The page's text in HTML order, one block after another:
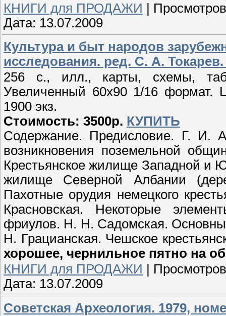
КНИГИ для ПРОДАЖИ |
Дата: 13.07.2009
Культура и быт народов
исследования. ред. С. А. Токарев.
256 с., илл., карты, схемы,
Увеличенный 60х90 1/16 формат.
1900 экз.
Стоимость: 3500р. КУПИТЬ
Содержание. Предисловие. Г. И.
возникновения поземельной
Крестьянское жилище Западной и
жилище Северной Албании
Пахотные орудия немецкого
Красновская. Некоторые
фриулов. Н. Н. Садомская.
Н. Грацианская. Чешское
хорошее, чернильное пятно на
КНИГИ для ПРОДАЖИ
Дата: 13.07.2009
Советская Археология. 1979,